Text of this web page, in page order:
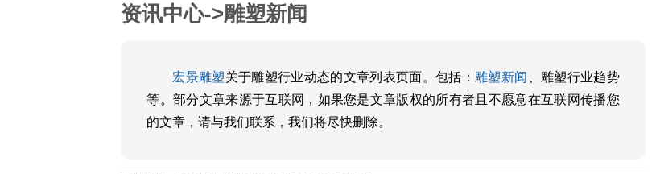
资讯中心->雕塑新闻
宏景雕塑关于雕塑行业动态的文章列表页面。包括： 雕塑新闻
、雕塑行业趋势
等。部分文章来源于互联网，如果您是文章版权的所有者且不愿意在互联网传播您
的文章，请与我们联系，我们将尽快删除。